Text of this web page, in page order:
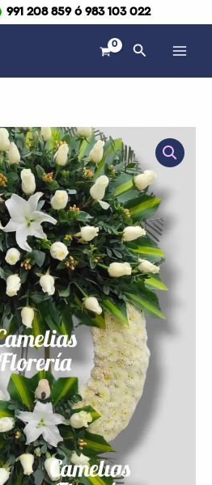
991 208 859 ó 983 103 022
Buscar